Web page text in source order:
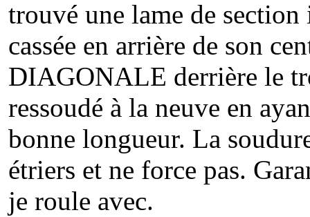
trouvé une lame de
cassée en arrière de son
DIAGONALE derrière le
ressoudé à la neuve en
bonne longueur. La
étriers et ne force pas.
je roule avec.